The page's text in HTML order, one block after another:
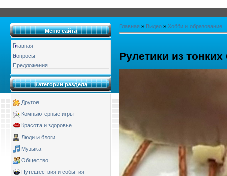
Меню сайта
Главная
Вопросы
Предложения
Категории раздела
Другое
Компьютерные игры
Красота и здоровье
Люди и блоги
Музыка
Общество
Путешествия и события
Главная » Видео » Хобби и образование
Рулетики из